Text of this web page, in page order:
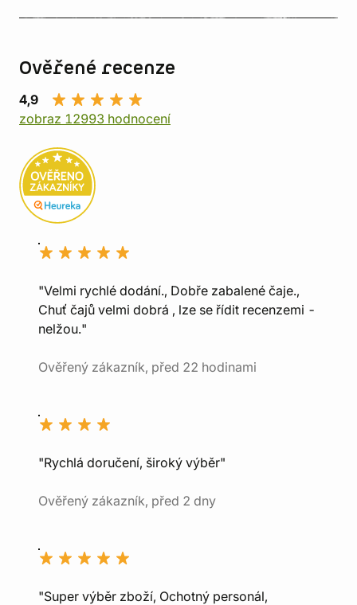
Ověřené recenze
4,9
zobraz 12993 hodnocení
"Velmi rychlé dodání., Dobře zabalené čaje.,
Chuť čajů velmi dobrá , lze se řídit recenzemi -
nelžou."
Ověřený zákazník, před 22 hodinami
"Rychlá doručení, široký výběr"
Ověřený zákazník, před 2 dny
"Super výběr zboží, Ochotný personál,